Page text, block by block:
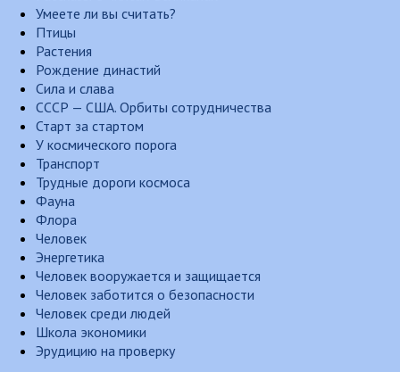
Умеете ли вы считать?
Птицы
Растения
Рождение династий
Сила и слава
СССР — США. Орбиты сотрудничества
Старт за стартом
У космического порога
Транспорт
Трудные дороги космоса
Фауна
Флора
Человек
Энергетика
Человек вооружается и защищается
Человек заботится о безопасности
Человек среди людей
Школа экономики
Эрудицию на проверку